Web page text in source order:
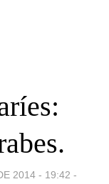
2014 - 19:42 -